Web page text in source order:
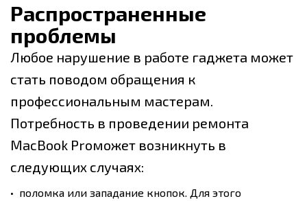
Распространенные
проблемы
Любое нарушение в работе гаджета может
стать поводом обращения к
профессиональным мастерам.
Потребность в проведении ремонта
МacВook Рroможет возникнуть в
следующих случаях:
поломка или западание кнопок. Для этого